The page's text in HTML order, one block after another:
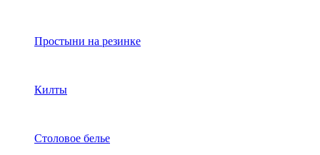
Простыни на резинке
Килты
Столовое белье